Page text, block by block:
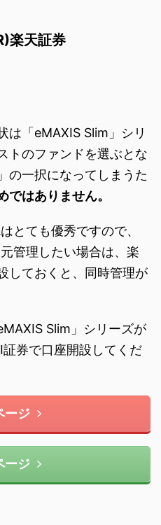
楽天証券
は「eMAXIS Slim」シリ
トのファンドを選ぶとな
の一択になってしまうた
ではありません。
とても優秀ですので、
管理したい場合は、楽
しておくと、同時管理が
Slim」シリーズが
券で口座開設してくだ
ージ
ージ